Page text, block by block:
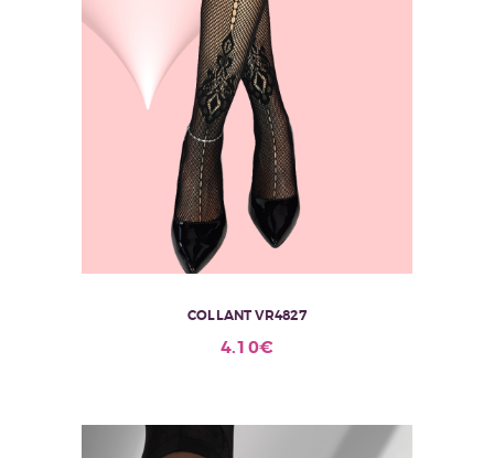
COLLANT VR4827
4.10€